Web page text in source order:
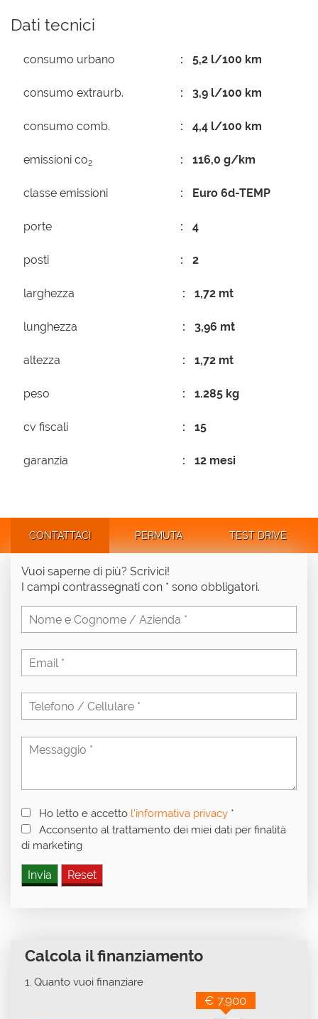
Dati tecnici
consumo urbano 5,2 l/100 km
consumo extraurb. 3,9 l/100 km
consumo comb. 4,4 l/100 km
emissioni co2 116,0 g/km
classe emissioni Euro 6d-TEMP
porte 4
posti 2
larghezza 1,72 mt
lunghezza 3,96 mt
altezza 1,72 mt
peso 1.285 kg
cv fiscali 15
garanzia 12 mesi
CONTATTACI PERMUTA TEST DRIVE
Vuoi saperne di più? Scrivici!
I campi contrassegnati con * sono obbligatori.
Ho letto e accetto l'informativa privacy *
Acconsento al trattamento dei miei dati per finalità
di marketing
Calcola il finanziamento
1. Quanto vuoi finanziare
€ 7.900